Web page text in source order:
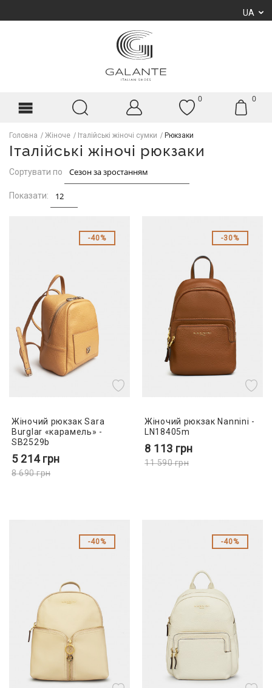
UA
0 0
Головна Жіноче Італійські жіночі сумки Рюкзаки
Італійські жіночі рюкзаки
Сортувати по
Показати:
40%
Жіночий рюкзак Sara
Burglar «карамель» -
SB2529b
5 214грн
8 690грн
30%
Жіночий рюкзак Nannini -
LN18405m
8 113 грн
11 590грн
40% 40%